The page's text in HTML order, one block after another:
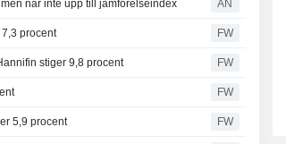
når inte upp till jämförelseindex AN
procent FW
stiger 9,8 procent FW
FW
5,9 procent FW